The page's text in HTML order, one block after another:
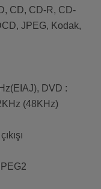
CD, CD-R, CD-
JPEG, Kodak,
DVD :
(48KHz)